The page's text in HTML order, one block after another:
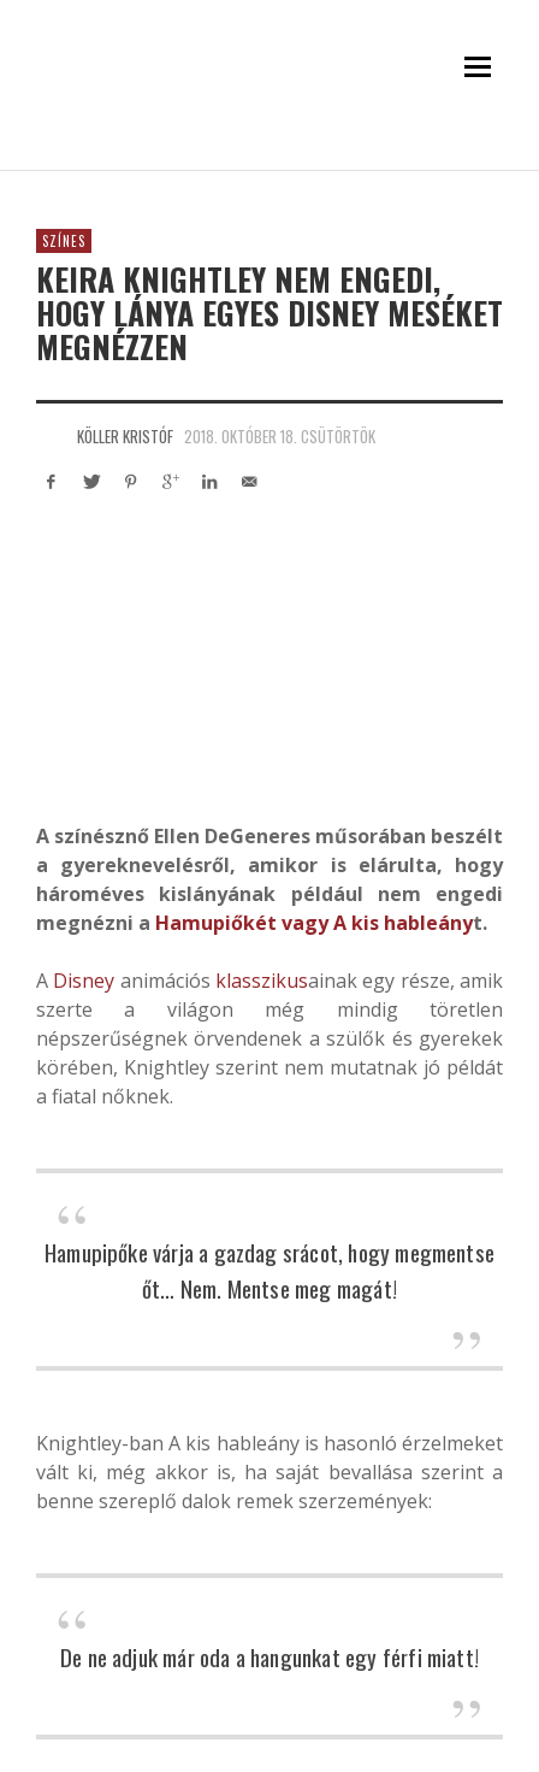
SZÍNES
KEIRA KNIGHTLEY NEM ENGEDI,
HOGY LÁNYA EGYES DISNEY MESÉKET
MEGNÉZZEN
KÖLLER KRISTÓF 2018. OKTÓBER 18. CSÜTÖRTÖK
A színésznő Ellen DeGeneres műsorában beszélt
a gyereknevelésről, amikor is elárulta, hogy
hároméves kislányának például nem engedi
megnézni a Hamupiőkét vagy A kis hableányt.
A Disney animációs klasszikusainak egy része, amik
szerte a világon még mindig töretlen
népszerűségnek örvendenek a szülők és gyerekek
körében, Knightley szerint nem mutatnak jó példát
a fiatal nőknek.
Hamupipőke várja a gazdag srácot, hogy megmentse
őt… Nem. Mentse meg magát!
Knightley-ban A kis hableány is hasonló érzelmeket
vált ki, még akkor is, ha saját bevallása szerint a
benne szereplő dalok remek szerzemények:
De ne adjuk már oda a hangunkat egy férfi miatt!